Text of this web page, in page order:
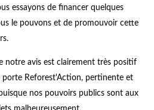
essayons de financer quelques
le pouvons et de promouvoir cette
notre avis est clairement très positif
Reforest'Action, pertinente et
nos pouvoirs publics sont aux